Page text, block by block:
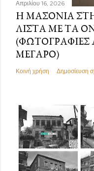
Απριλίου 16, 2026
Η ΜΑΣΟΝΊΑ
ΛΊΣΤΑ ΜΕ ΤΑ
ΜΈΓΑΡΟ)
Κοινή χρήση Δημοσίευση